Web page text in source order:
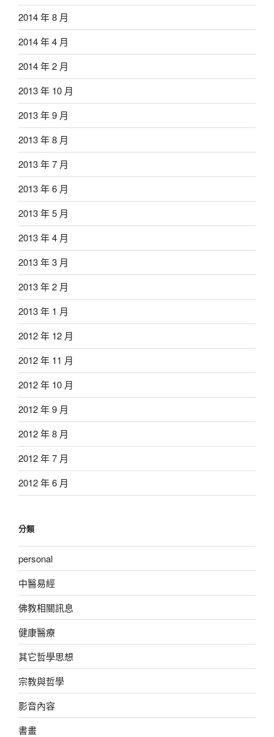
2014 年 8 月
2014 年 4 月
2014 年 2 月
2013 年 10 月
2013 年 9 月
2013 年 8 月
2013 年 7 月
2013 年 6 月
2013 年 5 月
2013 年 4 月
2013 年 3 月
2013 年 2 月
2013 年 1 月
2012 年 12 月
2012 年 11 月
2012 年 10 月
2012 年 9 月
2012 年 8 月
2012 年 7 月
2012 年 6 月
分類
personal
中醫易經
佛教相關訊息
健康醫療
其它哲學思想
宗教與哲學
影音內容
書畫